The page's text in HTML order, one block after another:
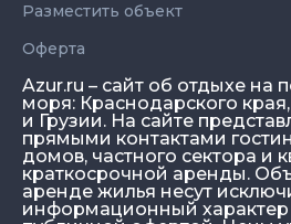
Azur.ru – сайт об отдыхе на
моря: Краснодарского
и Грузии. На сайте
прямыми контактами
домов, частного сектора и
краткосрочной аренды.
аренде жилья несут
информационный характер
Разместить объект
Оферта